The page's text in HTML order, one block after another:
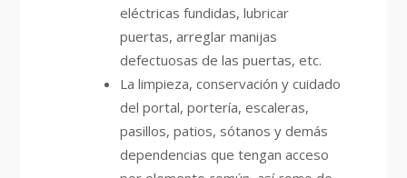
eléctricas fundidas, lubricar
puertas, arreglar manijas
defectuosas de las puertas, etc.
La limpieza, conservación y cuidado
del portal, portería, escaleras,
pasillos, patios, sótanos y demás
dependencias que tengan acceso